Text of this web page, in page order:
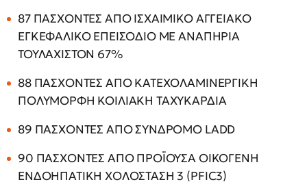
87 ΠΑΣΧΟΝΤΕΣ ΑΠΟ ΙΣΧΑΙΜΙΚΟ ΑΓΓΕΙΑΚΟ
ΕΓΚΕΦΑΛΙΚΟ ΕΠΕΙΣΟΔΙΟ ΜΕ ΑΝΑΠΗΡΙΑ
ΤΟΥΛΑΧΙΣΤΟΝ 67%
88 ΠΑΣΧΟΝΤΕΣ ΑΠΟ ΚΑΤΕΧΟΛΑΜΙΝΕΡΓΙΚΗ
ΠΟΛΥΜΟΡΦΗ ΚΟΙΛΙΑΚΗ ΤΑΧΥΚΑΡΔΙΑ
89 ΠΑΣΧΟΝΤΕΣ ΑΠΟ ΣΥΝΔΡΟΜΟ LADD
90 ΠΑΣΧΟΝΤΕΣ ΑΠΟ ΠΡΟΪΟΥΣΑ ΟΙΚΟΓΕΝΗ
ΕΝΔΟΗΠΑΤΙΚΗ ΧΟΛΟΣΤΑΣΗ 3 (PFIC3)